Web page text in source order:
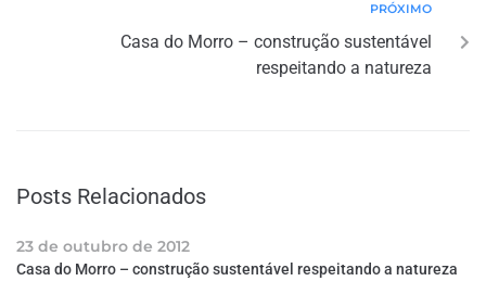
PRÓXIMO
Casa do Morro – construção sustentável
respeitando a natureza
Posts Relacionados
23 de outubro de 2012
Casa do Morro – construção sustentável respeitando a natureza